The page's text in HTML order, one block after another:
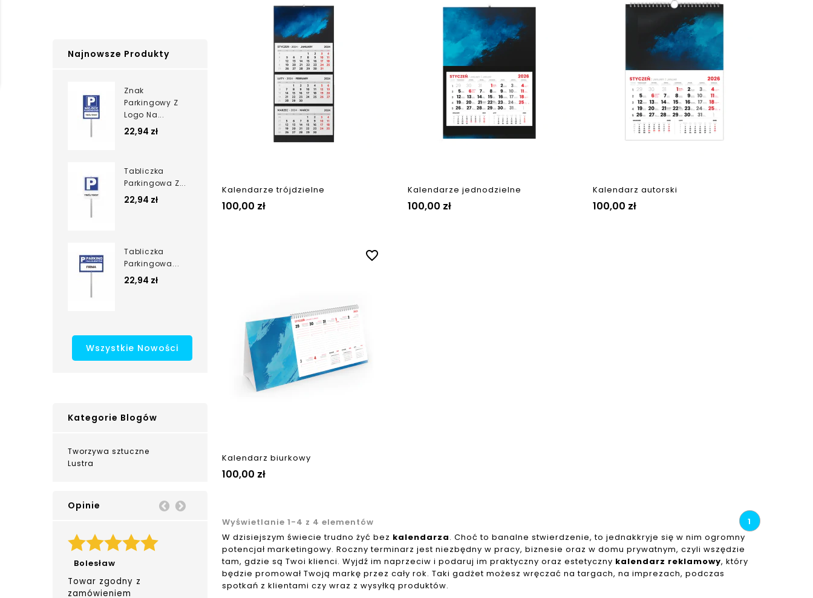
Najnowsze Produkty
Znak
Parkingowy Z
Logo Na...
22,94 zł
Tabliczka
Parkingowa Z...
22,94 zł
Tabliczka
Parkingowa...
22,94 zł
Wszystkie Nowości
Kategorie Blogów
Tworzywa sztuczne
Lustra
Opinie
Bolesław
Towar zgodny z
zamówieniem
Prev
Kalendarze trójdzielne
100,00 zł
Kalendarze jednodzielne
100,00 zł
Kalendarz autorski
100,00 zł
favorite_border
Kalendarz biurkowy
100,00 zł
Wyświetlanie 1-4 z 4 elementów
1
W dzisiejszym świecie trudno żyć bez kalendarza. Choć to banalne stwierdzenie, to jednakkryje się w nim ogromny
potencjał marketingowy. Roczny terminarz jest niezbędny w pracy, biznesie oraz w domu prywatnym, czyli wszędzie
tam, gdzie są Twoi klienci. Wyjdź im naprzeciw i podaruj im praktyczny oraz estetyczny kalendarz reklamowy, który
będzie promował Twoją markę przez cały rok. Taki gadżet możesz wręczać na targach, na imprezach, podczas
spotkań z klientami czy wraz z wysyłką produktów.